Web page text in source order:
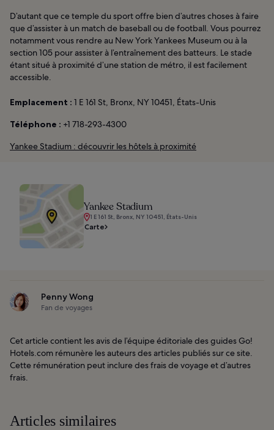
D’autant que ce temple du sport offre bien d’autres choses à faire
que d’assister à un match de baseball ou de football. Vous pourrez
notamment vous rendre au New York Yankees Museum ou à la
section 105 pour assister à l’entraînement des batteurs. Le stade
étant situé à proximité d’une station de métro, il est facilement
accessible.
Emplacement : 1 E 161 St, Bronx, NY 10451, États-Unis
Téléphone : +1 718-293-4300
Yankee Stadium : découvrir les hôtels à proximité
Yankee Stadium
1 E 161 St, Bronx, NY 10451, États-Unis
Carte
Penny Wong
Fan de voyages
Cet article contient les avis de l’équipe éditoriale des guides Go!
Hotels.com rémunère les auteurs des articles publiés sur ce site.
Cette rémunération peut inclure des frais de voyage et d’autres
frais.
Articles similaires